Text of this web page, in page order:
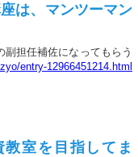
は、マンツーマン
副担任補佐になってもらう
entry-12966451214.html
教室を目指してま